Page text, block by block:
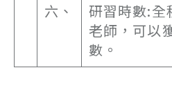
六、
研習時數:全
老師，可以
數。